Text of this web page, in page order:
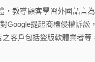
教導顧客學習外國語言
Google提起商標侵權訴
客戶包括盜版軟體業者